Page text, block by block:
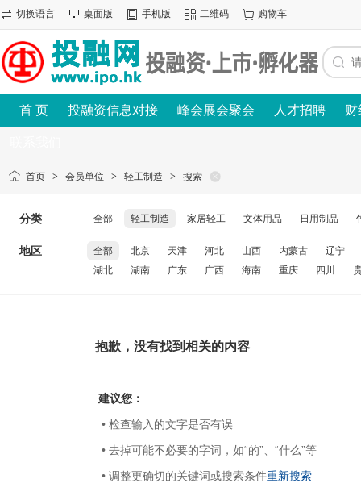
切换语言 桌面版 手机版 二维码 购物车
首 页 投融资信息对接 峰会展会聚会 人才招聘 财
首页 > 会员单位 > 轻工制造 > 搜索
分类 全部 轻工制造 家居轻工 文体用品 日用制品
地区 全部 北京 天津 河北 山西 内蒙古
辽宁
湖北
湖南 广东 广西 海南 重庆 四川
抱歉，没有找到相关的内容
建议您：
• 检查输入的文字是否有误
• 去掉可能不必要的字词，如“的”、“什么”等
• 调整更确切的关键词或搜索条件重新搜索